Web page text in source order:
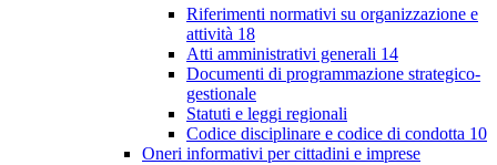
Riferimenti normativi su organizzazione e
attività 18
Atti amministrativi generali 14
Documenti di programmazione strategico-
gestionale
Statuti e leggi regionali
Codice disciplinare e codice di condotta 10
Oneri informativi per cittadini e imprese